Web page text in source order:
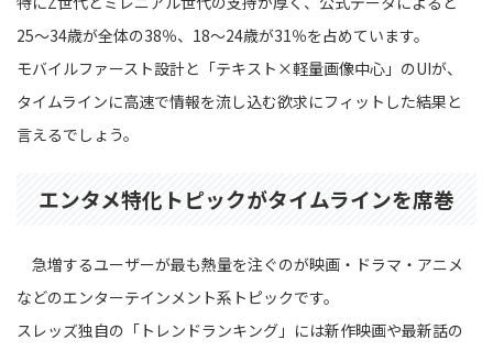
25〜34歳が全体の38％、18〜24歳が31％を占めています。
モバイルファースト設計と「テキスト×軽量画像中心」のUIが、
タイムラインに高速で情報を流し込む欲求にフィットした結果と
言えるでしょう。
エンタメ特化トピックがタイムラインを席巻
急増するユーザーが最も熱量を注ぐのが映画・ドラマ・アニメ
などのエンターテインメント系トピックです。
スレッズ独自の「トレンドランキング」には新作映画や最新話の